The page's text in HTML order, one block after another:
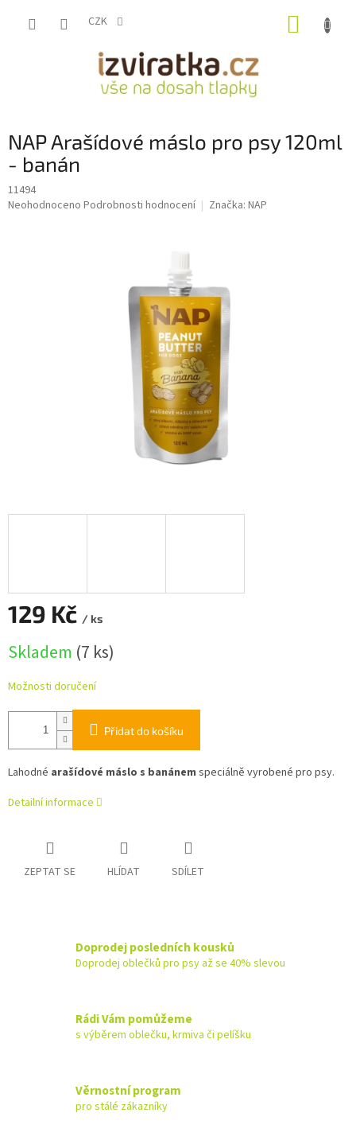
CZK
NAP Arašídové máslo pro psy 120ml
- banán
11494
Průměrné
Neohodnoceno Podrobnosti hodnocení Značka: NAP
129 Kč / ks
cena:
Skladem (7 ks)
Možnosti doručení
Přidat do košíku
Lahodné arašídové máslo s banánem speciálně vyrobené pro psy.
Detailní informace
ZEPTAT SE HLÍDAT SDÍLET
Doprodej posledních kousků
Doprodej oblečků pro psy až se 40% slevou
Rádi Vám pomůžeme
s výběrem oblečku, krmiva či pelíšku
Věrnostní program
pro stálé zákazníky